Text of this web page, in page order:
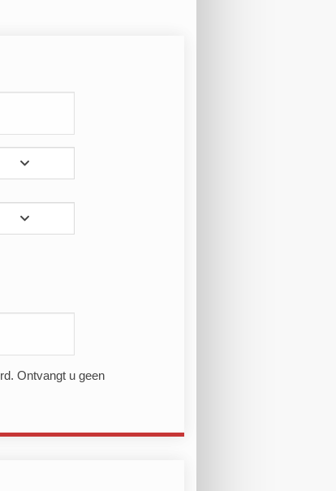
Ontvangt u geen